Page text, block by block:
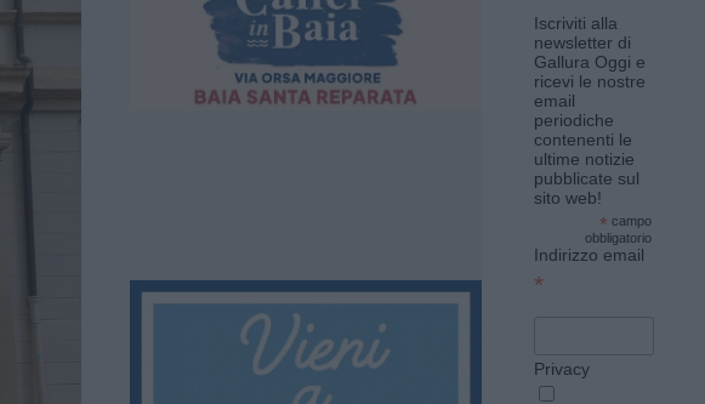
Iscriviti alla
newsletter di
Gallura Oggi e
ricevi le nostre
email
periodiche
contenenti le
ultime notizie
pubblicate sul
sito web!
* campo
obbligatorio
Indirizzo email
*
Privacy